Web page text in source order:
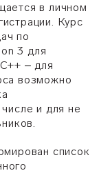
в личном
Курс
по
3 для
‒ для
возможно
и для не
список